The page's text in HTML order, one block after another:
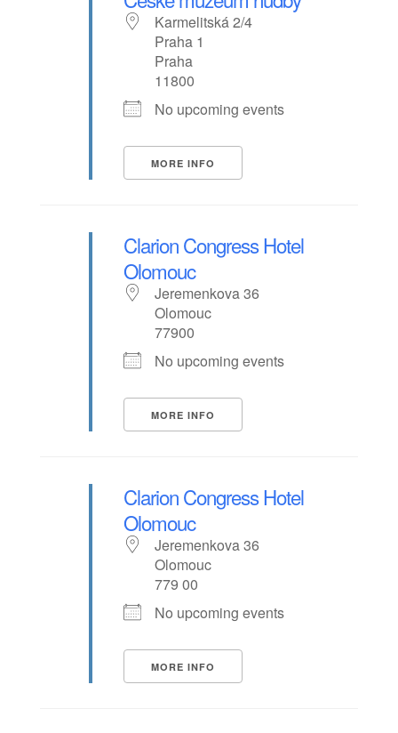
Karmelitská 2/4
Praha 1
Praha
11800
No upcoming events
MORE INFO
Clarion Congress Hotel
Olomouc
Jeremenkova 36
Olomouc
77900
No upcoming events
MORE INFO
Clarion Congress Hotel
Olomouc
Jeremenkova 36
Olomouc
779 00
No upcoming events
MORE INFO